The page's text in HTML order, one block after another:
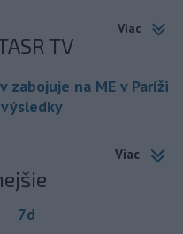
Viac
TV
zabojuje na ME v Paríži
Viac
7d